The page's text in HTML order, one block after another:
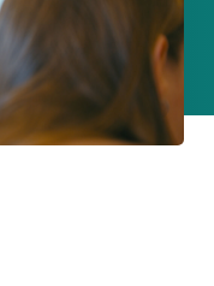
maar ook als